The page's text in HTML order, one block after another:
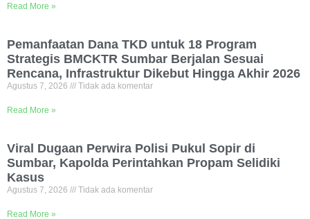
Read More »
Pemanfaatan Dana TKD untuk 18 Program
Strategis BMCKTR Sumbar Berjalan Sesuai
Rencana, Infrastruktur Dikebut Hingga Akhir 2026
Agustus 7, 2026 Tidak ada komentar
Read More »
Viral Dugaan Perwira Polisi Pukul Sopir di
Sumbar, Kapolda Perintahkan Propam Selidiki
Kasus
Agustus 7, 2026 Tidak ada komentar
Read More »